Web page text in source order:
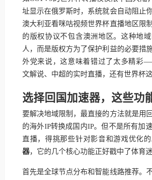
址显示在俄罗斯时，系统就会自动阻止
澳大利亚看咪咕视频世界杯直播地区限
的版权协议不包含澳洲地区。这种地
人，而是版权方为了保护利益的必要措
外党来说，这意味着错过了太多精彩
文解说、中超的实时直播，还有世界杯
选择回国加速器，这些功
要解决地域限制，最直接的方法就是用
的海外IP转换成国内IP。但不是所有加
直播，得挑那些针对影音和游戏优化的
器，它的几个核心功能正好戳中了体育迷
首先是全球节点分布和智能线路推荐。